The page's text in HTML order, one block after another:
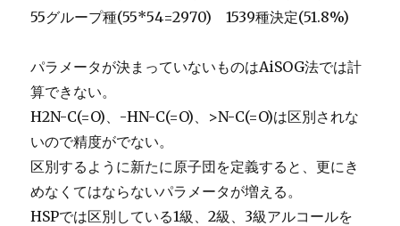
55グループ種(55*54=2970) 1539種決定(51.8%)
パラメータが決まっていないものはAiSOG法では計
算できない。
H2N-C(=O)、-HN-C(=O)、>N-C(=O)は区別されな
いので精度がでない。
区別するように新たに原子団を定義すると、更にき
めなくてはならないパラメータが増える。
HSPでは区別している1級、2級、3級アルコールを